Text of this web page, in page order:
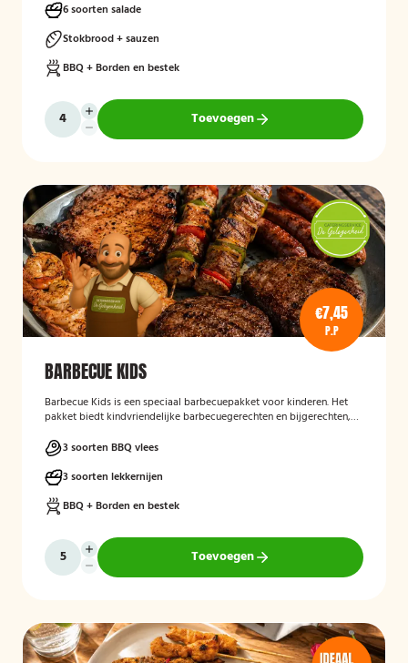
6 soorten salade
Stokbrood + sauzen
BBQ + Borden en bestek
Toevoegen
€7,45
P.P
BARBECUE KIDS
Barbecue Kids is een speciaal barbecuepakket voor kinderen. Het
pakket biedt kindvriendelijke barbecuegerechten en bijgerechten,
BBQ-ervaring tijdens een feest, familiedag of andere gelegenheid.
3 soorten BBQ vlees
3 soorten lekkernijen
BBQ + Borden en bestek
Toevoegen